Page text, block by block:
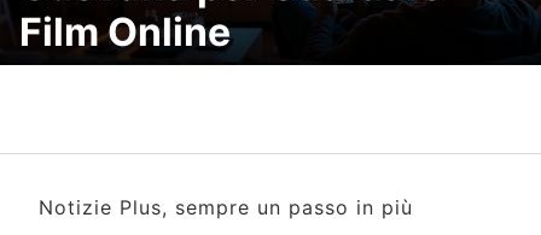
Film Online
Notizie Plus, sempre un passo in più